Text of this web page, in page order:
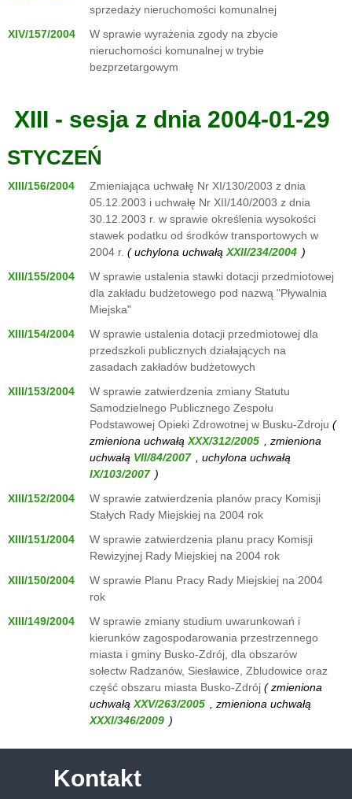
sprzedaży nieruchomości komunalnej
XIV/157/2004
W sprawie wyrażenia zgody na zbycie
nieruchomości komunalnej w trybie
bezprzetargowym
XIII - sesja z dnia 2004-01-29
STYCZEŃ
XIII/156/2004
Zmieniająca uchwałę Nr XI/130/2003 z dnia
05.12.2003 i uchwałę Nr XII/140/2003 z dnia
30.12.2003 r. w sprawie określenia wysokości
stawek podatku od środków transportowych w
2004 r. ( uchylona uchwałą
)
XIII/155/2004
W sprawie ustalenia stawki dotacji przedmiotowej
dla zakładu budżetowego pod nazwą "Pływalnia
Miejska"
XIII/154/2004
W sprawie ustalenia dotacji przedmiotowej dla
przedszkoli publicznych działających na
zasadach zakładów budżetowych
XIII/153/2004
W sprawie zatwierdzenia zmiany Statutu
Samodzielnego Publicznego Zespołu
Podstawowej Opieki Zdrowotnej w Busku-Zdroju (
zmieniona uchwałą
, zmieniona
uchwałą
, uchylona uchwałą
)
XIII/152/2004
W sprawie zatwierdzenia planów pracy Komisji
Stałych Rady Miejskiej na 2004 rok
XIII/151/2004
W sprawie zatwierdzenia planu pracy Komisji
Rewizyjnej Rady Miejskiej na 2004 rok
XIII/150/2004
W sprawie Planu Pracy Rady Miejskiej na 2004
rok
XIII/149/2004
W sprawie zmiany studium uwarunkowań i
kierunków zagospodarowania przestrzennego
miasta i gminy Busko-Zdrój, dla obszarów
sołectw Radzanów, Siesławice, Zbludowice oraz
część obszaru miasta Busko-Zdrój ( zmieniona
uchwałą
, zmieniona uchwałą
)
Kontakt